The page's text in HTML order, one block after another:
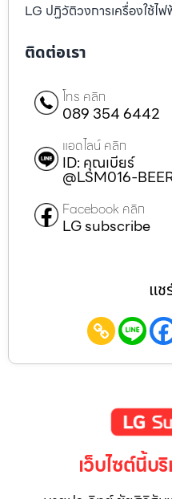
LG ปฏิวัติวงการเครื่องใช้ไ
ติดต่อเรา
โทร คลิก
089 354 6442
แอดไลน์ คลิก
ID: คุณเบียร์
@LSM016-
Facebook คลิก
LG subscribe
แช
เว็บไซต์นี้บ